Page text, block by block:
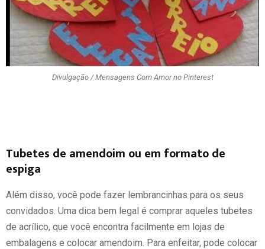
Divulgação / Mensagens Com Amor no Pinterest
Tubetes de amendoim ou em formato de
espiga
Além disso, você pode fazer lembrancinhas para os seus
convidados. Uma dica bem legal é comprar aqueles tubetes
de acrílico, que você encontra facilmente em lojas de
embalagens e colocar amendoim. Para enfeitar, pode colocar